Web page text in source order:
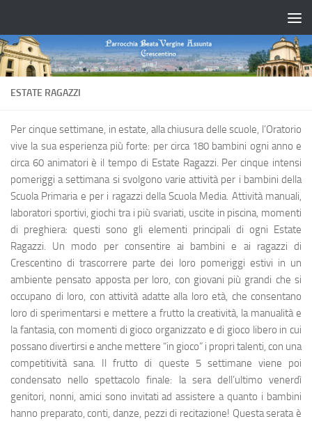
ESTATE RAGAZZI
Per cinque settimane, in estate, alla chiusura delle scuole, l’Oratorio
vive la sua esperienza più forte: per circa 180 bambini ogni anno e
circa 60 animatori è il tempo di Estate Ragazzi. Per cinque intensi
pomeriggi a settimana si svolgono varie attività per i bambini della
Scuola Primaria e per i ragazzi della Scuola Media. Attività manuali,
laboratori sportivi, giochi tra i più svariati, uscite in piscina, momenti
di preghiera: questi sono gli elementi principali di ogni Estate
Ragazzi. Un modo per consentire ai bambini e ai ragazzi di
Crescentino di trascorrere parte dei loro pomeriggi estivi in un
ambiente pensato apposta per loro, con giovani più grandi che si
occupano di loro, con attività adatte alla loro età, che consentano
loro di sperimentarsi e mettere a frutto la creatività, la manualità e
la fantasia, con momenti di gioco organizzato e di gioco libero in cui
possano divertirsi e anche mettere “in gioco” i propri talenti, con una
competitività sana. Il frutto di queste 5 settimane viene poi
condensato nello spettacolo finale: la sera dell’ultimo venerdì
genitori, nonni, amici sono invitati ad assistere a quanto i bambini
hanno preparato, conti, danze, pezzi di recitazione! Questa serata è